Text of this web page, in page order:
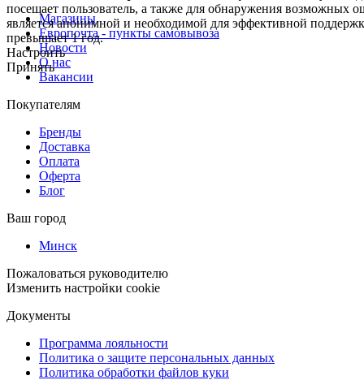
посещает пользователь, а также для обнаружения возможных
является анонимной и необходимой для эффективной
превышает 1 год.
Настроить
Принять
Магазины
Европочта - пункты самовывоза
Новости
О нас
Вакансии
Покупателям
Бренды
Доставка
Оплата
Оферта
Блог
Ваш город
Минск
Пожаловаться руководителю
Изменить настройки cookie
Документы
Программа лояльности
Политика о защите персональных данных
Политика обработки файлов куки